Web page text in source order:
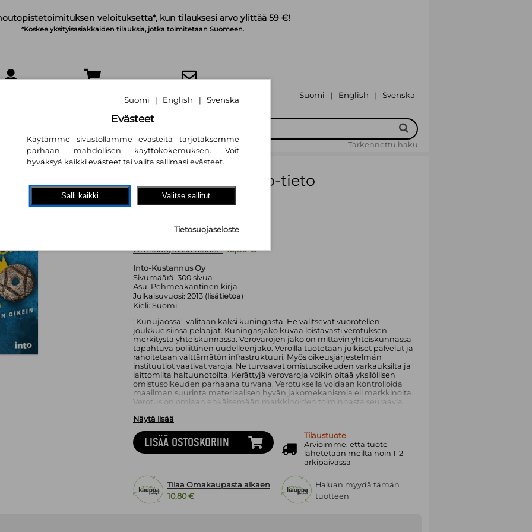
veloituksetta*, kun tilauksesi arvo ylittää 59 €!
*Koskee yksityisasiakkaiden tilauksia, jotka toimitetaan Suomeen.
TILAA UUTISKIRJE Suomi | English | Svenska
Tarkennettu haku
Kuningasjako (Into-tieto
Reima Launonen
22,90 €
Omakaupassa alkaen 10,80 €
Into-Kustannus Oy
Sivumäärä: 300sivua
Asu: Pehmeäkantinen kirja
Julkaisuvuosi: 2013 (lisätietoa)
Kieli: Suomi
"Kunujaossa" valitaan kaksi kuningasta. He valitsevat vuorotellen
joukkueisiinsa pelaajat. Kuningasjako kuvaa loistavasti verotuksen
merkitystä yhteiskunnassa. Verovarojen jako on mittavin yhteiskunnassa
tapahtuva poliittinen uudelleenjako. Veroilla tuotetaan julkiset palvelut ja
rahoitetaan välttämätön infrastruktuuri. Myös oikeusjärjestelmän
instituutiot vaativat varoja. Ne turvaavat omistusoikeuden varkauksilta ja
laittomilta haltuunotoilta. Kerättyjä verovaroja voikin pitää yksilöllisen
omistusoikeuden parhaana turvana. Verotuksella voidaan kontrolloida
maailman suurinta materiaalisen hyvän jakomekanismia eli markkinoita.
Verotus on omiaan ehkäisemään markkinoiden toiminnasta seuraavia
korjata markkinoiden palkka- ja tulovääristymiä. Kuningasjako etsii
vaatimuksia. Millainen yhteiskunnallisen tulonjaon tulisi olla, että se
edistäisi kaikkien ihmisten mahdollisuuksia toimia yhteiskunnassa? Mitkä
ovat yksilöiden omistusoikeuden rajat, tasa-arvon ja vapauden
vaatimukset ja julkisen sektorin tarkoitus ja päämäärät?Kirjassa
Nozick. Thomas Nagel ja G. A Cohen ovat esillä läpi teoksen.
Näytä lisää
LISÄÄ OSTOSKORIIN
Tilaustuote
Arvioimme, että tuote
lähetetään meiltä noin 1-2
arkipäivässä
Tilaa Omakaupasta alkaen
10,80 €
Haluan myydä tämän
tuotteen
Suomi | English | Svenska
Evästeet
Käytämme sivustollamme evästeitä tarjotaksemme
parhaan mahdollisen käyttökokemuksen. Voit
hyväksyä kaikki evästeet tai valita sallimasi evästeet.
Salli kaikki Valitse sallitut
Tietosuojaseloste